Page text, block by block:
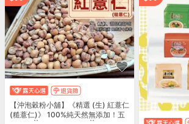
【沖泡穀粉小舖】《精選 (生) 紅薏仁
(糙薏仁)》 100%純天然無添加！五